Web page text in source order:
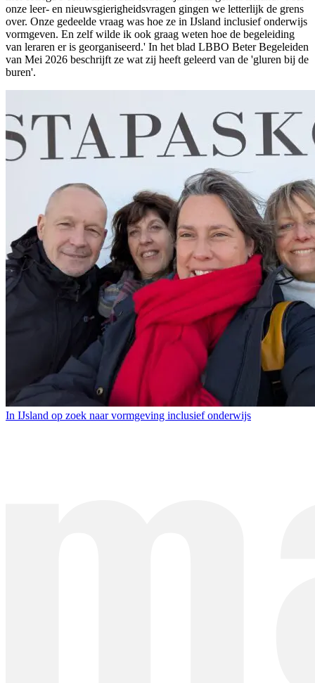
onze leer- en nieuwsgierigheidsvragen gingen we letterlijk de grens
over. Onze gedeelde vraag was hoe ze in IJsland inclusief onderwijs
vormgeven. En zelf wilde ik ook graag weten hoe de begeleiding
van leraren er is georganiseerd.' In het blad LBBO Beter Begeleiden
van Mei 2026 beschrijft ze wat zij heeft geleerd van de 'gluren bij de
buren'.
In IJsland op zoek naar vormgeving inclusief onderwijs